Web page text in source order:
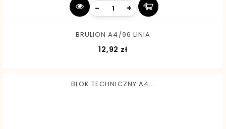
- +
BRULION A4/96 LINIA
12,92 zł
BLOK TECHNICZNY A4...